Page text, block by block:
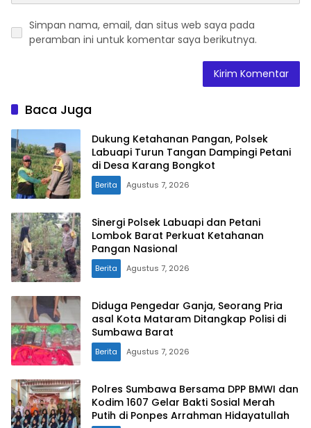
Simpan nama, email, dan situs web saya pada
peramban ini untuk komentar saya berikutnya.
Baca Juga
Dukung Ketahanan Pangan, Polsek
Labuapi Turun Tangan Dampingi Petani
di Desa Karang Bongkot
Berita Agustus 7, 2026
Sinergi Polsek Labuapi dan Petani
Lombok Barat Perkuat Ketahanan
Pangan Nasional
Berita Agustus 7, 2026
Diduga Pengedar Ganja, Seorang Pria
asal Kota Mataram Ditangkap Polisi di
Sumbawa Barat
Berita Agustus 7, 2026
Polres Sumbawa Bersama DPP BMWI dan
Kodim 1607 Gelar Bakti Sosial Merah
Putih di Ponpes Arrahman Hidayatullah